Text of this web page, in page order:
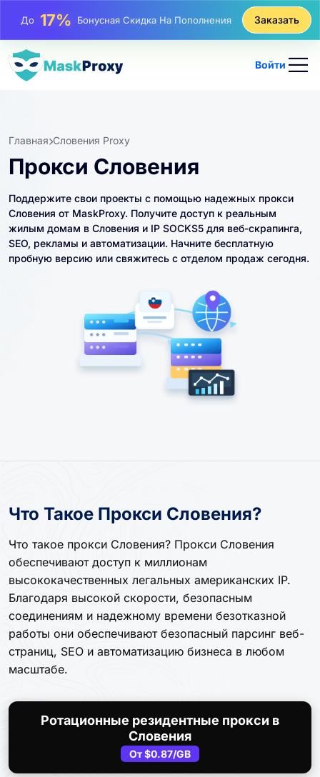
До25%Скидка На Статические Покупки IP
До81%
Заказать
Войти
Главная Словения Proxy
Прокси Словения
Поддержите свои проекты с помощью надежных прокси
Словения от MaskProxy. Получите доступ к реальным
жилым домам в Словения и IP SOCKS5 для веб-скрапинга,
SEO, рекламы и автоматизации. Начните бесплатную
пробную версию или свяжитесь с отделом продаж сегодня.
Что Такое Прокси Словения?
Что такое прокси Словения? Прокси Словения
обеспечивают доступ к миллионам
высококачественных легальных американских IP.
Благодаря высокой скорости, безопасным
соединениям и надежному времени безотказной
работы они обеспечивают безопасный парсинг веб-
страниц, SEO и автоматизацию бизнеса в любом
масштабе.
Ротационные резидентные прокси в
Словения
От$0.87/GB